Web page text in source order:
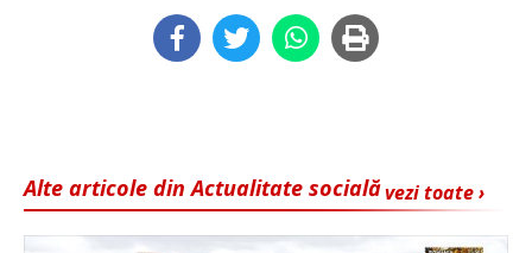
vezi toate ›
Alte articole din Actualitate socială